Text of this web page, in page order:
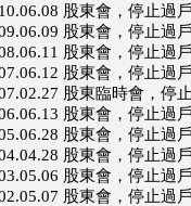
股東會，停止過
股東會，停止過
股東會，停止過
股東會，停止過
股東臨時會，停
股東會，停止過
股東會，停止過
股東會，停止過
股東會，停止過
股東會，停止過